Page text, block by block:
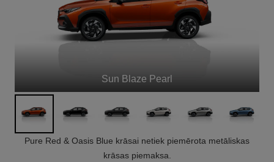
Sun Blaze Pearl
Pure Red & Oasis Blue krāsai netiek piemērota metāliskas
krāsas piemaksa.